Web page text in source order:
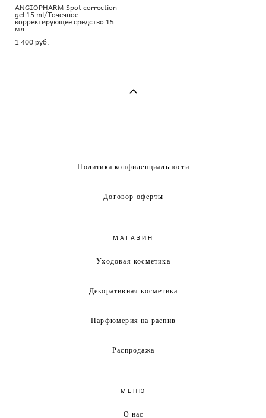
ANGIOPHARM Spot correction
gel 15 ml/Точечное
корректирующее средство 15
мл
1 400 pуб.
Политика конфиденциальности
Договор оферты
МАГАЗИН
Уходовая косметика
Декоративная косметика
Парфюмерия на распив
Распродажа
МЕНЮ
О нас